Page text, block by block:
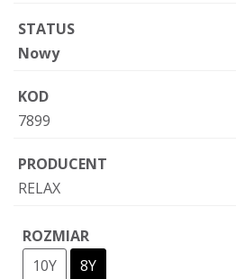
STATUS
Nowy
KOD
7899
PRODUCENT
RELAX
ROZMIAR
10Y
8Y